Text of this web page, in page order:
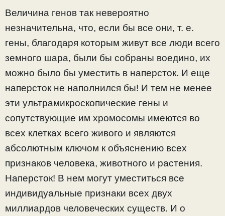
Величина генов так невероятно
незначительна, что, если бы все они, т. е.
гены, благодаря которым живут все люди всего
земного шара, были бы собраны воедино, их
можно было бы уместить в наперсток. И еще
наперсток не наполнился бы! И тем не менее
эти ультрамикроскопические гены и
сопутствующие им хромосомы имеются во
всех клетках всего живого и являются
абсолютным ключом к объяснению всех
признаков человека, животного и растения.
Наперсток! В нем могут уместиться все
индивидуальные признаки всех двух
миллиардов человеческих существ. И о